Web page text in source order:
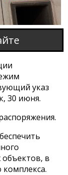
указ
30 июня.
в
комплекса.